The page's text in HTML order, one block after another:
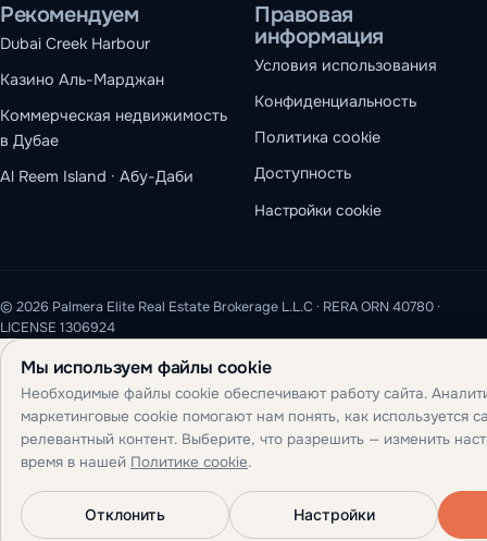
Рекомендуем
Dubai Creek Harbour
Казино Аль-Марджан
Коммерческая недвижимость
в Дубае
Al Reem Island · Абу-Даби
Правовая
информация
Условия использования
Конфиденциальность
Политика cookie
Доступность
Настройки cookie
© 2026 Palmera Elite Real Estate Brokerage L.L.C · RERA ORN 40780 ·
LICENSE 1306924
Мы используем файлы cookie
Необходимые файлы cookie обеспечивают работу сайта.
маркетинговые cookie помогают нам понять, как используется
релевантный контент. Выберите, что разрешить — изменить
время в нашей Политике cookie.
Отклонить Настройки